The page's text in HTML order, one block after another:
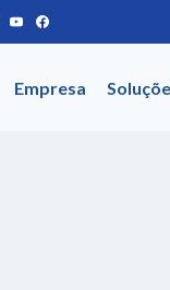
Empresa